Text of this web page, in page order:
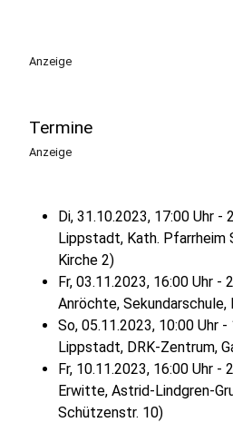
Anzeige
Termine
Anzeige
Di, 31.10.2023, 17:00 Uhr -
Lippstadt, Kath. Pfarrheim
Kirche 2)
Fr, 03.11.2023, 16:00 Uhr -
Anröchte, Sekundarschule,
So, 05.11.2023, 10:00 Uhr
Lippstadt, DRK-Zentrum,
Fr, 10.11.2023, 16:00 Uhr -
Erwitte, Astrid-Lindgren-
Schützenstr. 10)